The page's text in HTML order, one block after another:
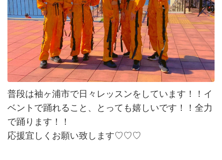
普段は袖ヶ浦市で日々レッスンをしています！！イ
ベントで踊れること、とっても嬉しいです！！全力
で踊ります！！
応援宜しくお願い致します♡♡♡